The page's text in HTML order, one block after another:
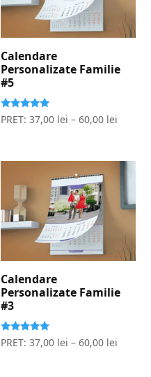
Calendare
Personalizate Familie
#5
Evaluat la
5.00
PRET:37,00 lei –60,00 lei
Calendare
Personalizate Familie
#3
Evaluat la
5.00
PRET:37,00 lei –60,00 lei